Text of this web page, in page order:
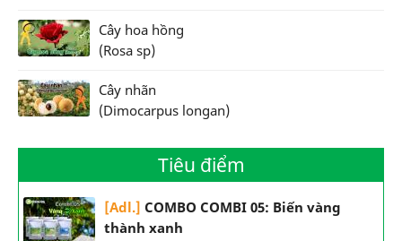
Cây hoa hồng
(Rosa sp)
Cây nhãn
(Dimocarpus longan)
Tiêu điểm
[Adl.] COMBO COMBI 05: Biến vàng
thành xanh